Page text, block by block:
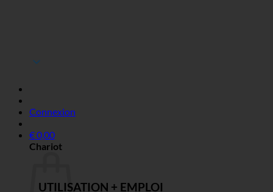
Connexion
€0,00
Chariot
UTILISATION + EMPLOI